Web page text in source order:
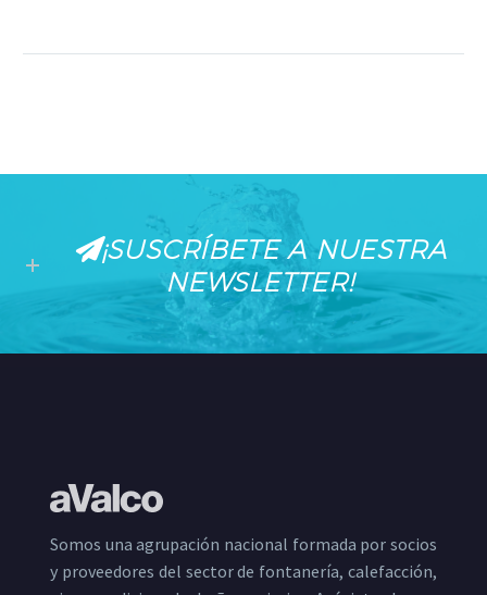
¡SUSCRÍBETE A NUESTRA
NEWSLETTER!
Somos una agrupación nacional formada por socios
y proveedores del sector de fontanería, calefacción,